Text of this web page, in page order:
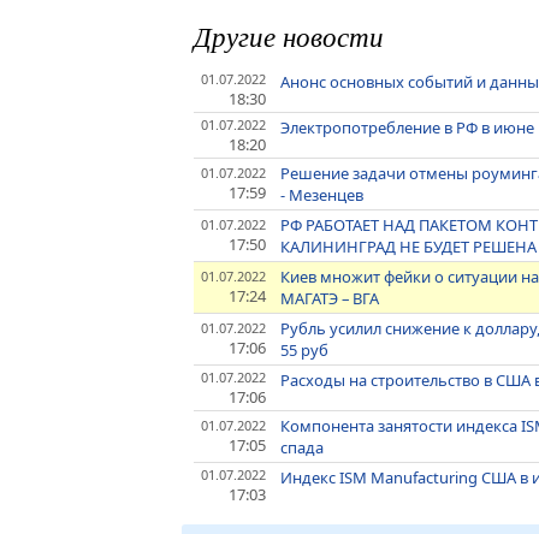
Другие новости
01.07.2022
18:30
Анонс основных событий и
01.07.2022
18:20
Электропотребление в РФ в
01.07.2022
17:59
Решение задачи отмены
- Мезенцев
01.07.2022
17:50
РФ РАБОТАЕТ НАД ПАКЕТОМ
КАЛИНИНГРАД НЕ БУДЕТ
01.07.2022
17:24
Киев множит фейки о ситуации
МАГАТЭ – ВГА
01.07.2022
17:06
Рубль усилил снижение к
55 руб
01.07.2022
17:06
Расходы на строительство в США
01.07.2022
17:05
Компонента занятости индекса
спада
01.07.2022
17:03
Индекс ISM Manufacturing США в